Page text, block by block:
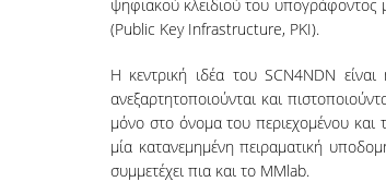
ψηφιακού κλειδιού του υπογράφοντος
(Public Key Infrastructure, PKI).
Η κεντρική ιδέα του SCN4NDN
ανεξαρτητοποιούνται και
μόνο στο όνομα του περιεχομένου και
μία κατανεμημένη πειραματική
συμμετέχει πια και το MMlab.